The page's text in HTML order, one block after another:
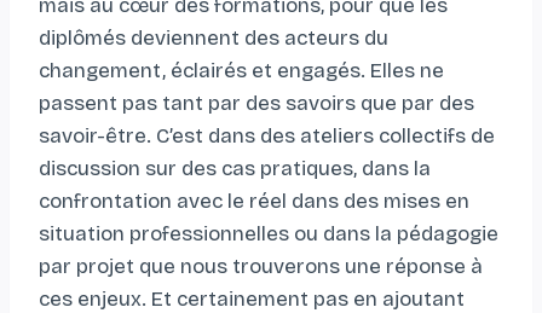
diplômés deviennent des acteurs du
changement, éclairés et engagés. Elles ne
passent pas tant par des savoirs que par des
savoir-être. C’est dans des ateliers collectifs de
discussion sur des cas pratiques, dans la
confrontation avec le réel dans des mises en
situation professionnelles ou dans la pédagogie
par projet que nous trouverons une réponse à
ces enjeux. Et certainement pas en ajoutant